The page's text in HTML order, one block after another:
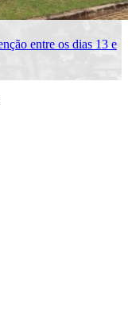
entre os dias 13 e